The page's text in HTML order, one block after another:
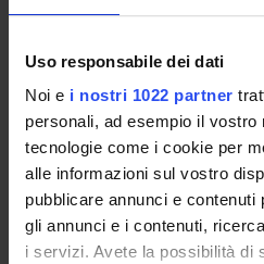
Uso responsabile dei dati
Noi e i nostri 1022 partner
personali, ad esempio il vostro
tecnologie come i cookie per
alle informazioni sul vostro
pubblicare annunci e
gli annunci e i contenuti,
i servizi. Avete la possibilità di
Referente
Claudio Sorio
Referente esterno
Data pubblicazione
3 luglio 2026